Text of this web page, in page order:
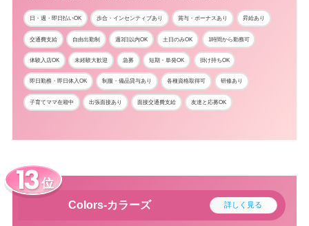
日・週・即日払いOK 歩合・インセンティブあり 賞与・ボーナスあり 昇給あり
交通費支給 自由出勤制 週3日以内OK 土日のみOK 1時間から勤務可
体験入店OK 未経験大歓迎 急募 短期・単発OK 掛け持ちOK
即日勤務・即日体入OK 制服・備品貸与あり 各種資格取得可 研修あり
子育てママ在籍中 出張面接あり 面接交通費支給 友達と応募OK
位
Colors-カラーズ 詳しく見る